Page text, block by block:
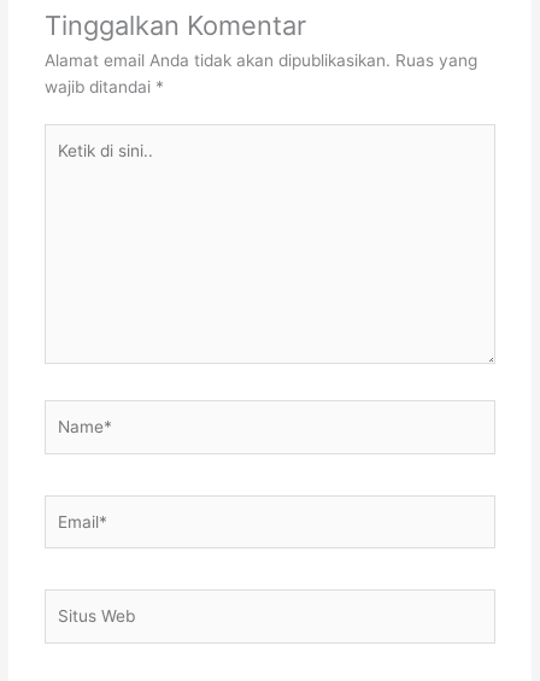
Tinggalkan Komentar
Alamat email Anda tidak akan dipublikasikan. Ruas yang
wajib ditandai *
Web